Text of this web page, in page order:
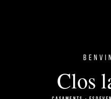
Clos